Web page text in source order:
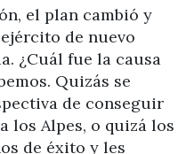
el plan cambió y
de nuevo
¿Cuál fue la causa
Quizás se
de conseguir
los Alpes, o quizá los
de éxito y les